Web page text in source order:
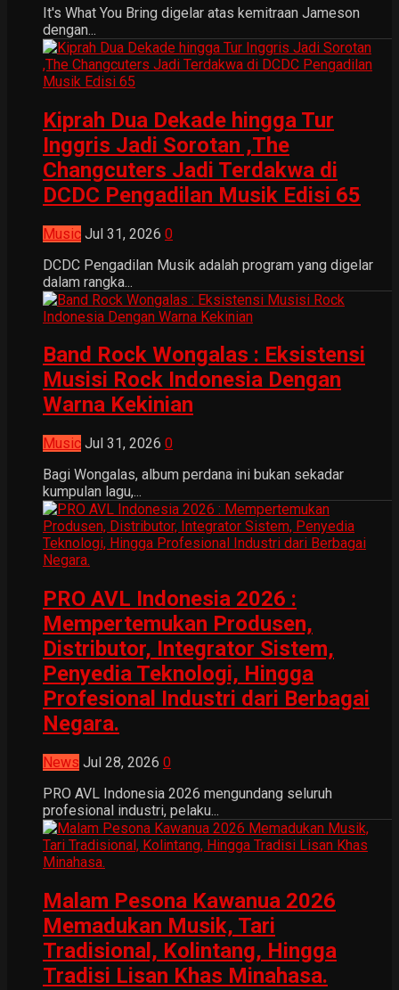
It's What You Bring digelar atas kemitraan Jameson
dengan...
Kiprah Dua Dekade hingga Tur
Inggris Jadi Sorotan ,The
Changcuters Jadi Terdakwa di
DCDC Pengadilan Musik Edisi 65
Music Jul 31, 2026 0
DCDC Pengadilan Musik adalah program yang digelar
dalam rangka...
Band Rock Wongalas : Eksistensi
Musisi Rock Indonesia Dengan
Warna Kekinian
Music Jul 31, 2026 0
Bagi Wongalas, album perdana ini bukan sekadar
kumpulan lagu,...
PRO AVL Indonesia 2026 :
Mempertemukan Produsen,
Distributor, Integrator Sistem,
Penyedia Teknologi, Hingga
Profesional Industri dari Berbagai
Negara.
News Jul 28, 2026 0
PRO AVL Indonesia 2026 mengundang seluruh
profesional industri, pelaku...
Malam Pesona Kawanua 2026
Memadukan Musik, Tari
Tradisional, Kolintang, Hingga
Tradisi Lisan Khas Minahasa.